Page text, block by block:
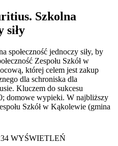
Szkolna
siły
społeczność jednoczy siły, by
Zespołu Szkół w
której celem jest zakup
dla schroniska dla
Kluczem do sukcesu
domowe wypieki. W najbliższy
Szkół w Kąkolewie (gmina
WYŚWIETLEŃ